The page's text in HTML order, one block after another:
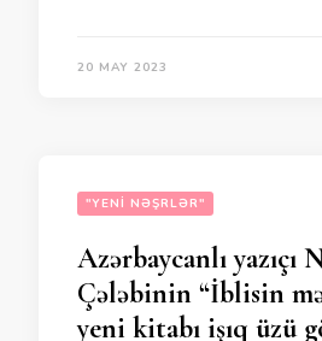
20 MAY 2023
"YENI NƏŞRLƏR"
Azərbaycanlı yazıçı
Çələbinin “İblisin
yeni kitabı işıq üzü